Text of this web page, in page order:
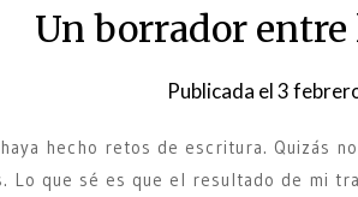
Un borrador entre
Publicada el3
hecho retos de escritura. Quizás
Lo que sé es que el resultado de mi